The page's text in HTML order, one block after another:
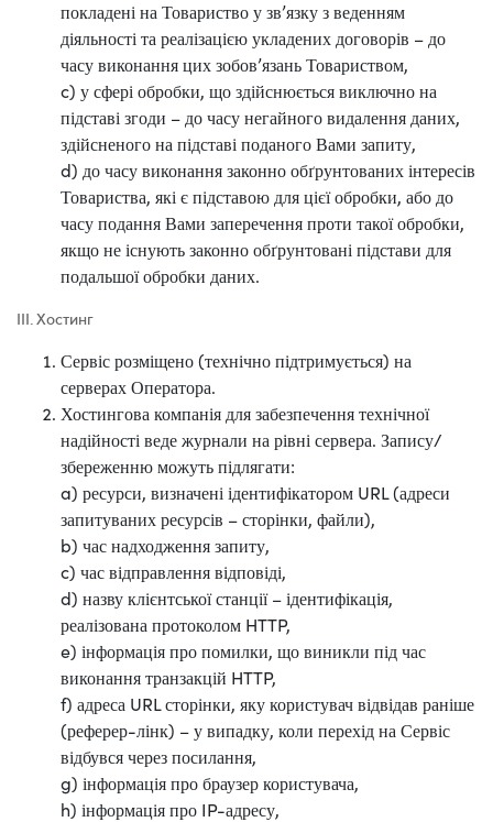
покладені на Товариство у зв’язку з веденням
діяльності та реалізацією укладених договорів – до
часу виконання цих зобов’язань Товариством,
c) у сфері обробки, що здійснюється виключно на
підставі згоди – до часу негайного видалення даних,
здійсненого на підставі поданого Вами запиту,
d) до часу виконання законно обґрунтованих інтересів
Товариства, які є підставою для цієї обробки, або до
часу подання Вами заперечення проти такої обробки,
якщо не існують законно обґрунтовані підстави для
подальшої обробки даних.
III. Хостинг
Сервіс розміщено (технічно підтримується) на
серверах Оператора.
Хостингова компанія для забезпечення технічної
надійності веде журнали на рівні сервера. Запису/
збереженню можуть підлягати:
a) ресурси, визначені ідентифікатором URL (адреси
запитуваних ресурсів – сторінки, файли),
b) час надходження запиту,
c) час відправлення відповіді,
d) назву клієнтської станції – ідентифікація,
реалізована протоколом HTTP,
e) інформація про помилки, що виникли під час
виконання транзакцій HTTP,
f) адреса URL сторінки, яку користувач відвідав раніше
(реферер-лінк) – у випадку, коли перехід на Сервіс
відбувся через посилання,
g) інформація про браузер користувача,
h) інформація про IP-адресу,